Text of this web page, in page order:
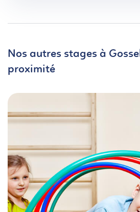
Nos autres stages à
proximité